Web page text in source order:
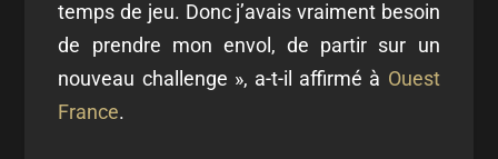
temps de jeu. Donc j’avais vraiment besoin
de prendre mon envol, de partir sur un
nouveau challenge », a-t-il affirmé à Ouest
France.